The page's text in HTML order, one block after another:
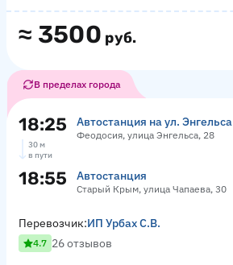
≈ 3500 руб.
В пределах города
18:25 Автостанция на ул. Энгельса
Феодосия, улица Энгельса, 28
30 м
в пути
18:55 Автостанция
Старый Крым, улица Чапаева, 30
Перевозчик:ИП Урбах С.В.
4.7 26 отзывов